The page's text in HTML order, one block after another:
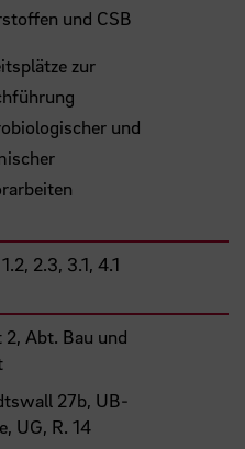
und CSB
zur
und
2.3, 3.1, 4.1
2, Abt. Bau und
27b, UB-
UG, R. 14